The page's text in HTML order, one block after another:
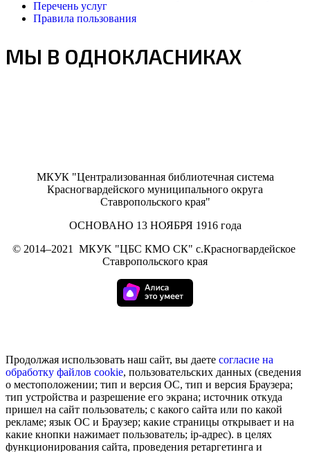
Перечень услуг
Правила пользования
МЫ В ОДНОКЛАСНИКАХ
МКУК "Централизованная библиотечная система
Красногвардейского муниципального округа
Ставропольского края"
ОСНОВАНО 13 НОЯБРЯ 1916 года
© 2014–2021
МКУK "ЦБС КМО СК" с.Красногвардейское
Ставропольского края
Продолжая использовать наш сайт, вы даете согласие на
обработку файлов cookie, пользовательских данных (сведения
о местоположении; тип и версия ОС, тип и версия Браузера;
тип устройства и разрешение его экрана; источник откуда
пришел на сайт пользователь; с какого сайта или по какой
рекламе; язык ОС и Браузер; какие страницы открывает и на
какие кнопки нажимает пользователь; ip-адрес). в целях
функционирования сайта, проведения ретаргетинга и